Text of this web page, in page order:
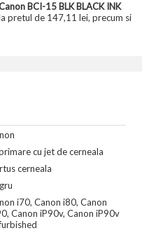
BCI-15 BLK BLACK INK
pretul de 147,11 lei, precum si
cu jet de cerneala
cerneala
i70, Canon i80, Canon
Canon iP90v, Canon iP90v